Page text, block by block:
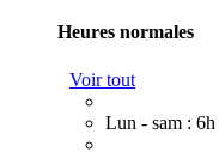
Heures normales
Voir tout
Lun - sam :